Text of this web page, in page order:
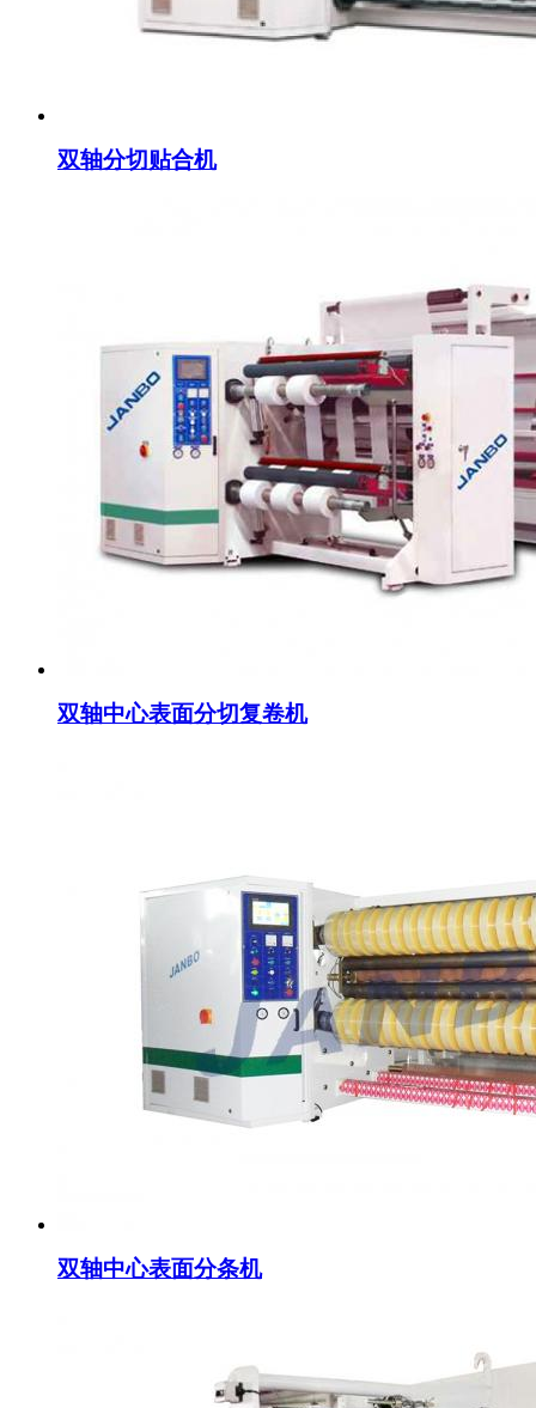
双轴分切贴合机
双轴中心表面分切复卷机
双轴中心表面分条机